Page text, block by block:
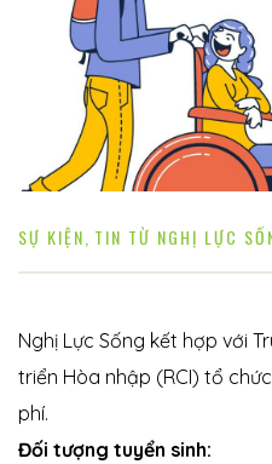
SỰ KIỆN, TIN TỪ NGHỊ LỰC
Nghị Lực Sống kết hợp với
triển Hòa nhập (RCI) tổ
phí.
Đối tượng tuyển sinh: